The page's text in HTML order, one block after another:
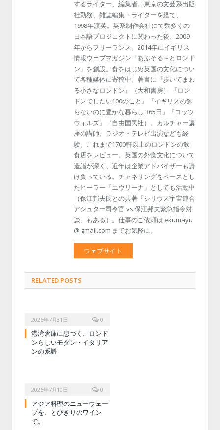
するライター、編集者。東京の文芸系出版
社勤務、雑誌編集・ライターを経て、
1998年渡英。英系制作会社にて数多くの
日本語プロジェクトに関わった後、2009
年からフリーランス。2014年にイギリス
情報ウェブマガジン「あぶそる～とロンド
ン」を創設。食をはじめ英国の文化につい
て各種媒体に寄稿中。著書に『歩いてまわ
る小さなロンドン』（大和書房） 『ロン
ドンでしたい100のこと』『イギリスの飾
らないのに豊かな暮らし 365日』『コッツ
ウォルズ』（自由国民社）。カルチャー講
座の講師、ラジオ・テレビ出演なども経
験。これまで1700軒以上のロンドンの飲
食店をレビュー。英国の外食文化について
造詣が深く、近年は企業アドバイザーも請
け負っている。チャネリングをベースとし
たヒーラー「エウリーナ」としても活動中
（保江邦夫氏との共著『シリウス宇宙連合
アシュター司令官 vs.保江邦夫緊急指令対
談』もある）。仕事のご依頼は ekumayu
@ gmail.com までお気軽に。
ウェブサイト
RELATED POSTS
2026年7月31日 0
港湾倉庫に息づく、ロンド
ンらしいモダン・イタリア
ンの系譜
2026年7月10日 0
アジア料理のニューウェー
ブを、とびきりのワイン
で。